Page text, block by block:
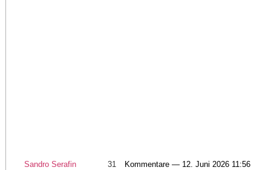
Sandro Serafin 31 Kommentare — 12. Juni 2026 11:56